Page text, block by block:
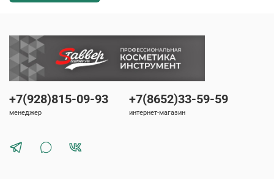
+7(928)815-09-93
менеджер
+7(8652)33-59-59
интернет-магазин